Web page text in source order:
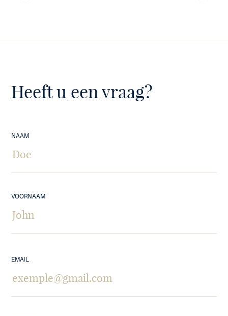
Heeft u een vraag?
NAAM
VOORNAAM
EMAIL